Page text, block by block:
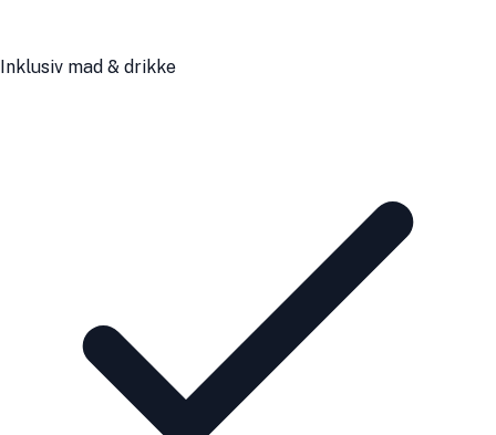
Inklusiv mad & drikke